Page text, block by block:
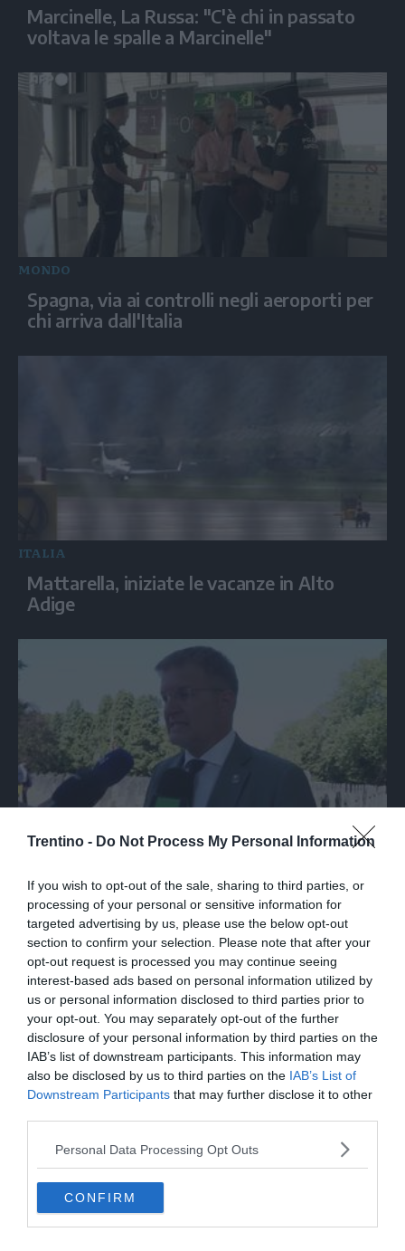
Trentino - Do Not Process My Personal Information
If you wish to opt-out of the sale, sharing to third parties, or
processing of your personal or sensitive information for
targeted advertising by us, please use the below opt-out
section to confirm your selection. Please note that after your
opt-out request is processed you may continue seeing
interest-based ads based on personal information utilized by
us or personal information disclosed to third parties prior to
your opt-out. You may separately opt-out of the further
disclosure of your personal information by third parties on the
IAB’s list of downstream participants. This information may
also be disclosed by us to third parties on the IAB’s List of
Downstream Participants that may further disclose it to other
Personal Data Processing Opt Outs
CONFIRM
Marcinelle, La Russa: "C'è chi in passato
voltava le spalle a Marcinelle"
MONDO
Spagna, via ai controlli negli aeroporti per
chi arriva dall'Italia
ITALIA
Mattarella, iniziate le vacanze in Alto
Adige
ITALIA
anniversario Marcinelle mentre La Russa
leggeva Mattarella, si vergogni!'
Landini: “Fidanza ha preso colpo di sole,
Cgil non si gira mai dall'altra parte”